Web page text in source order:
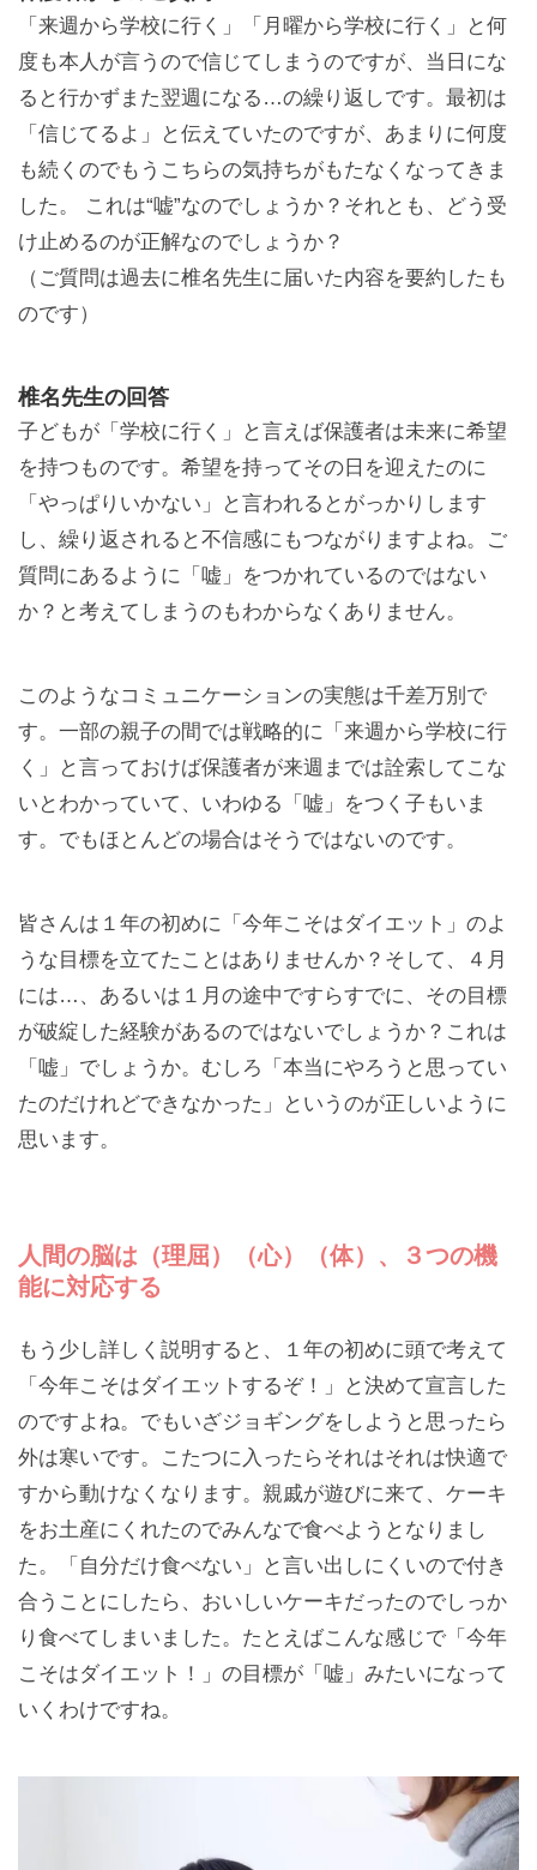
「来週から学校に行く」「月曜から学校に行く」と何
度も本人が言うので信じてしまうのですが、当日にな
ると行かずまた翌週になる…の繰り返しです。最初は
「信じてるよ」と伝えていたのですが、あまりに何度
も続くのでもうこちらの気持ちがもたなくなってきま
した。 これは“嘘”なのでしょうか？それとも、どう受
け止めるのが正解なのでしょうか？
（ご質問は過去に椎名先生に届いた内容を要約したも
のです）
椎名先生の回答
子どもが「学校に行く」と言えば保護者は未来に希望
を持つものです。希望を持ってその日を迎えたのに
「やっぱりいかない」と言われるとがっかりします
し、繰り返されると不信感にもつながりますよね。ご
質問にあるように「嘘」をつかれているのではない
か？と考えてしまうのもわからなくありません。
このようなコミュニケーションの実態は千差万別で
す。一部の親子の間では戦略的に「来週から学校に行
く」と言っておけば保護者が来週までは詮索してこな
いとわかっていて、いわゆる「嘘」をつく子もいま
す。でもほとんどの場合はそうではないのです。
皆さんは１年の初めに「今年こそはダイエット」のよ
うな目標を立てたことはありませんか？そして、４月
には…、あるいは１月の途中ですらすでに、その目標
が破綻した経験があるのではないでしょうか？これは
「嘘」でしょうか。むしろ「本当にやろうと思ってい
たのだけれどできなかった」というのが正しいように
思います。
人間の脳は（理屈）（心）（体）、３つの機
能に対応する
もう少し詳しく説明すると、１年の初めに頭で考えて
「今年こそはダイエットするぞ！」と決めて宣言した
のですよね。でもいざジョギングをしようと思ったら
外は寒いです。こたつに入ったらそれはそれは快適で
すから動けなくなります。親戚が遊びに来て、ケーキ
をお土産にくれたのでみんなで食べようとなりまし
た。「自分だけ食べない」と言い出しにくいので付き
合うことにしたら、おいしいケーキだったのでしっか
り食べてしまいました。たとえばこんな感じで「今年
こそはダイエット！」の目標が「嘘」みたいになって
いくわけですね。